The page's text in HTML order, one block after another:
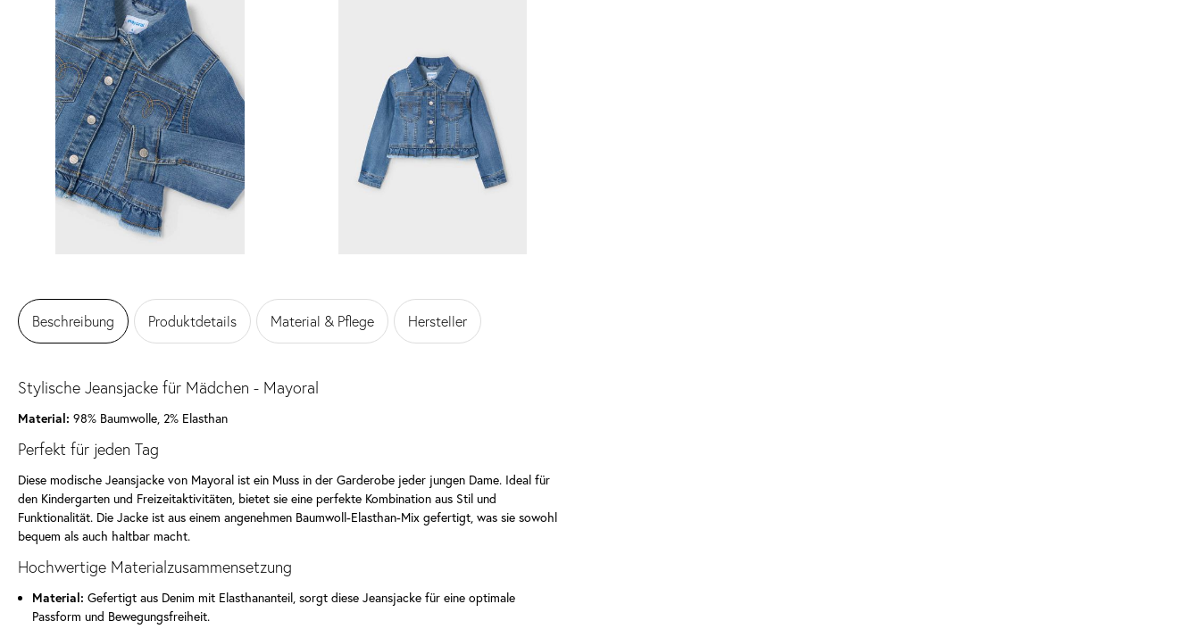
Beschreibung Produktdetails Material & Pflege Hersteller
Stylische Jeansjacke für Mädchen - Mayoral
Material: 98% Baumwolle, 2% Elasthan
Perfekt für jeden Tag
Diese modische Jeansjacke von Mayoral ist ein Muss in der Garderobe jeder jungen Dame. Ideal für
den Kindergarten und Freizeitaktivitäten, bietet sie eine perfekte Kombination aus Stil und
Funktionalität. Die Jacke ist aus einem angenehmen Baumwoll-Elasthan-Mix gefertigt, was sie sowohl
bequem als auch haltbar macht.
Hochwertige Materialzusammensetzung
Material: Gefertigt aus Denim mit Elasthananteil, sorgt diese Jeansjacke für eine optimale
Passform und Bewegungsfreiheit.